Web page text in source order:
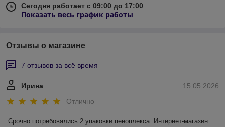
Сегодня работает с 09:00 до 17:00
Показать весь график работы
Отзывы о магазине
7 отзывов за всё время
15.05.2026
Ирина
Отлично
Срочно потребовались 2 упаковки пеноплекса. Интернет-магазин